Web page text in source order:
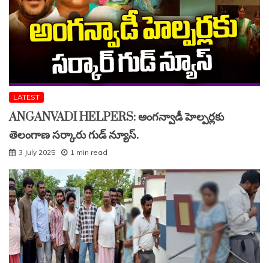
LATEST
ANGANVADI HELPERS: అంగన్వాడీ హెల్పర్లకు
తెలంగాణ సర్కారు గుడ్ న్యూస్.
3 July 2025 1 min read